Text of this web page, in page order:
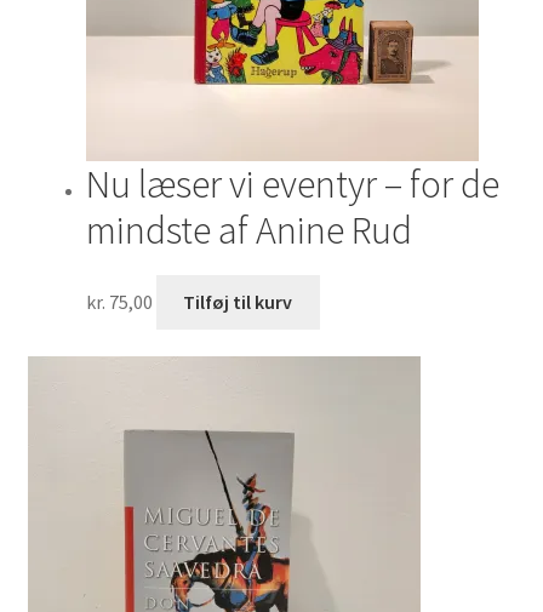
Nu læser vi eventyr – for de
mindste af Anine Rud
kr. 75,00 Tilføj til kurv